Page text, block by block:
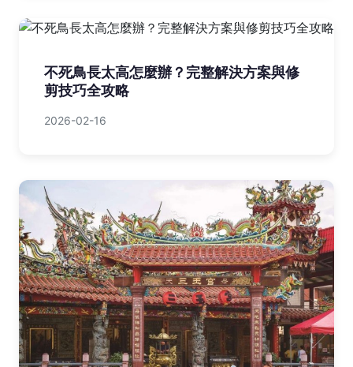
不死鳥長太高怎麼辦？完整解決方案與修
剪技巧全攻略
2026-02-16